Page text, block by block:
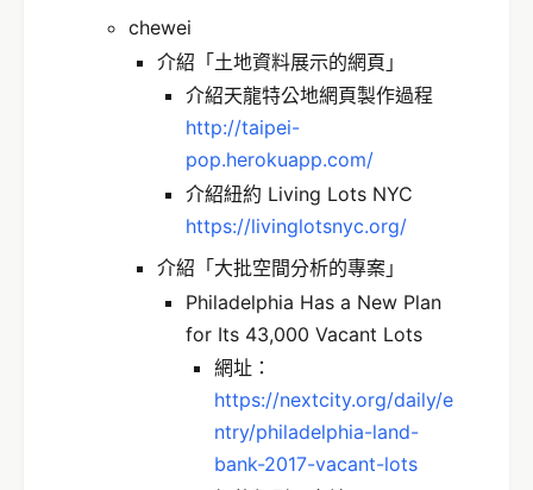
chewei
介紹「土地資料展示的網頁」
介紹天龍特公地網頁製作過程
http://taipei-
pop.herokuapp.com/
介紹紐約 Living Lots NYC
https://livinglotsnyc.org/
介紹「大批空間分析的專案」
Philadelphia Has a New Plan
for Its 43,000 Vacant Lots
網址：
https://nextcity.org/daily/e
ntry/philadelphia-land-
bank-2017-vacant-lots